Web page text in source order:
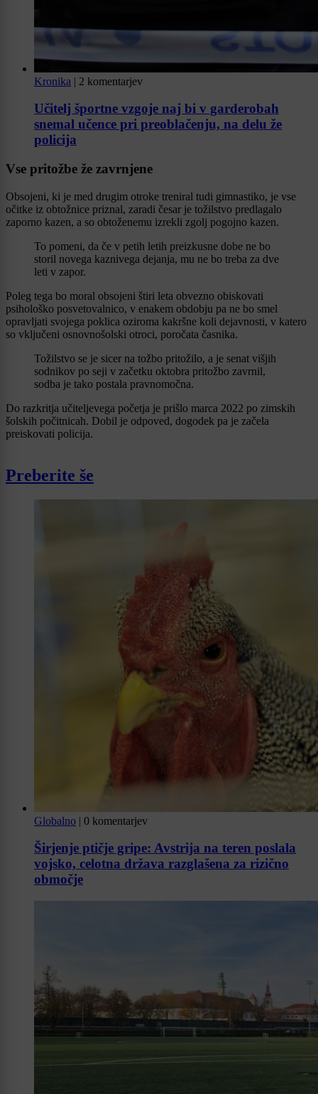
Kronika | 2 komentarjev
Učitelj športne vzgoje naj bi v garderobah
snemal učence pri preoblačenju, na delu že
policija
Vse pritožbe že zavrnjene
Obsojeni, ki je med drugim otroke treniral tudi gimnastiko, je vse
očitke iz obtožnice priznal, zaradi česar je tožilstvo predlagalo
zaporno kazen, a so obtoženemu izrekli zgolj pogojno kazen.
To pomeni, da če v petih letih preizkusne dobe ne bo
storil novega kaznivega dejanja, mu ne bo treba za dve
leti v zapor.
Poleg tega bo moral obsojeni štiri leta obvezno obiskovati
psihološko posvetovalnico, v enakem obdobju pa ne bo smel
opravljati svojega poklica oziroma kakršne koli dejavnosti, v katero
so vključeni osnovnošolski otroci, poročata časnika.
Tožilstvo se je sicer na tožbo pritožilo, a je senat višjih
sodnikov po seji v začetku oktobra pritožbo zavrnil,
sodba je tako postala pravnomočna.
Do razkritja učiteljevega početja je prišlo marca 2022 po zimskih
šolskih počitnicah. Dobil je odpoved, dogodek pa je začela
preiskovati policija.
Preberite še
Globalno | 0 komentarjev
Širjenje ptičje gripe: Avstrija na teren poslala
vojsko, celotna država razglašena za rizično
območje